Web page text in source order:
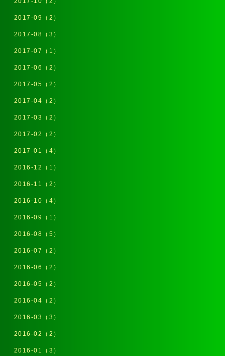
2017-09（2）
2017-08（3）
2017-07（1）
2017-06（2）
2017-05（2）
2017-04（2）
2017-03（2）
2017-02（2）
2017-01（4）
2016-12（1）
2016-11（2）
2016-10（4）
2016-09（1）
2016-08（5）
2016-07（2）
2016-06（2）
2016-05（2）
2016-04（2）
2016-03（3）
2016-02（2）
2016-01（3）